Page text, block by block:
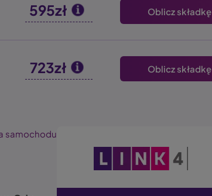
595zł Oblicz składkę
723zł Oblicz składkę
samochodu
Obraz